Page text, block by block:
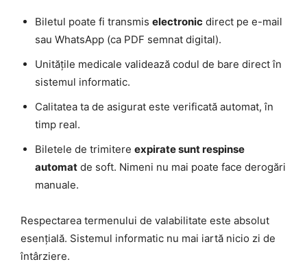
Biletul poate fi transmis electronic direct pe e-mail
sau WhatsApp (ca PDF semnat digital).
Unitățile medicale validează codul de bare direct în
sistemul informatic.
Calitatea ta de asigurat este verificată automat, în
timp real.
Biletele de trimitere expirate sunt respinse
automat de soft. Nimeni nu mai poate face derogări
manuale.
Respectarea termenului de valabilitate este absolut
esențială. Sistemul informatic nu mai iartă nicio zi de
întârziere.